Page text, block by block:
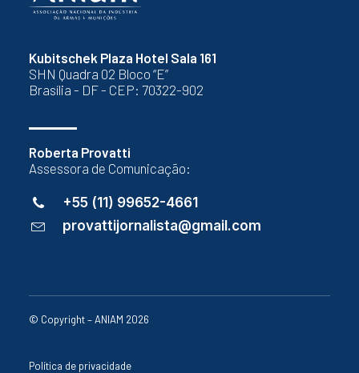
Kubitschek Plaza Hotel Sala 161
SHN Quadra 02 Bloco “E”
Brasília - DF - CEP: 70322-902
Roberta Provatti
Assessora de Comunicação:
+55 (11) 99652-4661
provattijornalista@gmail.com
© Copyright – ANIAM 2026
Política de privacidade